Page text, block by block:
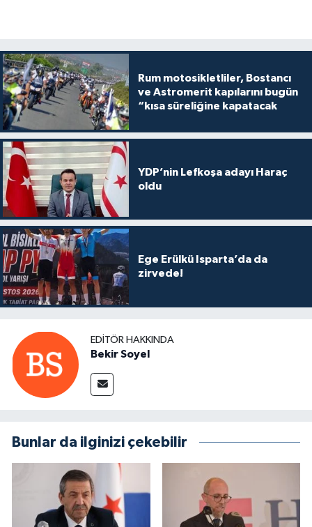
Rum motosikletliler, Bostancı
ve Astromerit kapılarını bugün
“kısa süreliğine kapatacak
YDP’nin Lefkoşa adayı Haraç
oldu
Ege Erülkü Isparta’da da
zirvede!
EDITÖR HAKKINDA
Bekir Soyel
Bunlar da ilginizi çekebilir